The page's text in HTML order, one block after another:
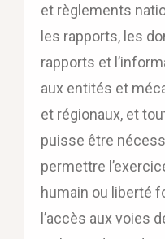
et règlements
les rapports, les
rapports et
aux entités et
et régionaux, et
puisse être
permettre
humain ou liberté
l’accès aux voies